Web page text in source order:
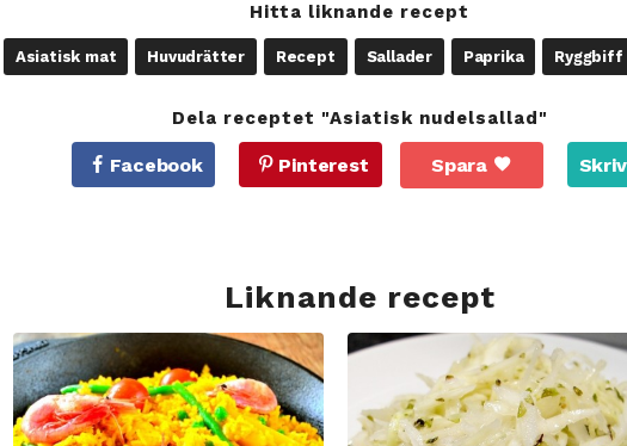
Hitta liknande recept
Asiatisk mat Huvudrätter Recept Sallader Paprika Ryggbiff
Dela receptet "Asiatisk nudelsallad"
Facebook Pinterest Spara
Liknande recept